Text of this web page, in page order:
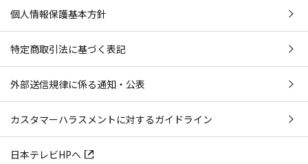
個人情報保護基本方針
特定商取引法に基づく表記
外部送信規律に係る通知・公表
カスタマーハラスメントに対するガイドライン
日本テレビHPへ